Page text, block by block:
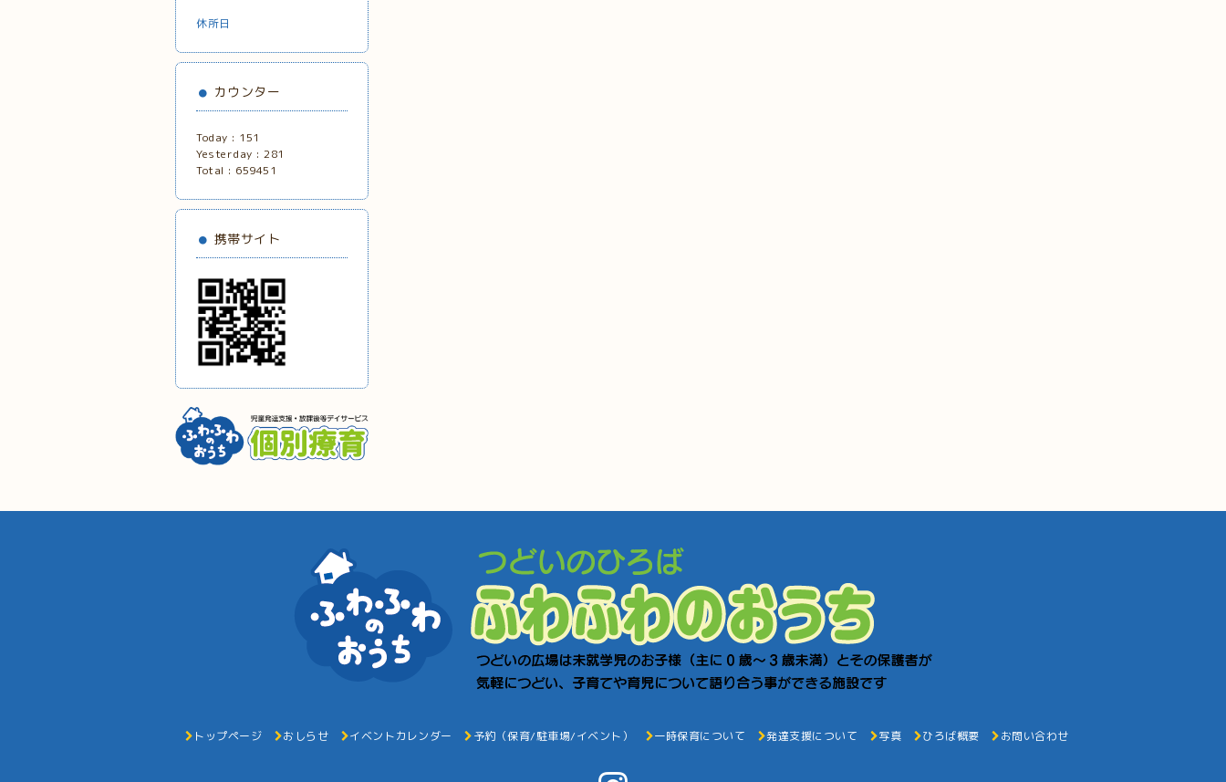
休所日
カウンター
Today : 151
Yesterday : 281
Total : 659451
携帯サイト
トップページ おしらせ イベントカレンダー 予約（保育/駐車場/イベント） 一時保育について 発達支援について 写真 ひろば概要 お問い合わせ